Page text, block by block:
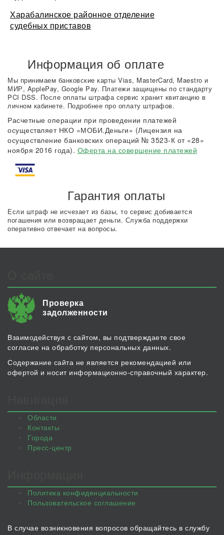
Харабалинское районное отделение
судебных приставов
Информация об оплате
Мы принимаем банковские карты Vias, MasterCard, Maestro и
МИР, ApplePay, Google Pay. Платежи защищены по стандарту
PCI DSS. После оплаты штрафа сервис хранит квитанцию в
личном кабинете. Подробнее про оплату штрафов.
Расчетные операции при проведении платежей
осуществляет НКО «МОБИ.Деньги» (Лицензия на
осуществление банковских операций № 3523-К от «28»
ноября 2016 года). Оферта на совершение платежей
Гарантия оплаты
Если штраф не исчезает из базы, то сервис добивается
погашения или возвращает деньги. Служба поддержки
оперативно отвечает на вопросы.
Проверка
задолженности
Взаимодействуя с сайтом, вы подтверждаете свое
согласие на обработку персональных данных.
Содержание сайта не является рекомендацией или
офертой и носит информационно-справочный характер.
Области
Контакты
Города
Пресс-центр
Политика конфиденциальности
Пользовательское соглашение
В случае возникновения вопросов обращайтесь в службу